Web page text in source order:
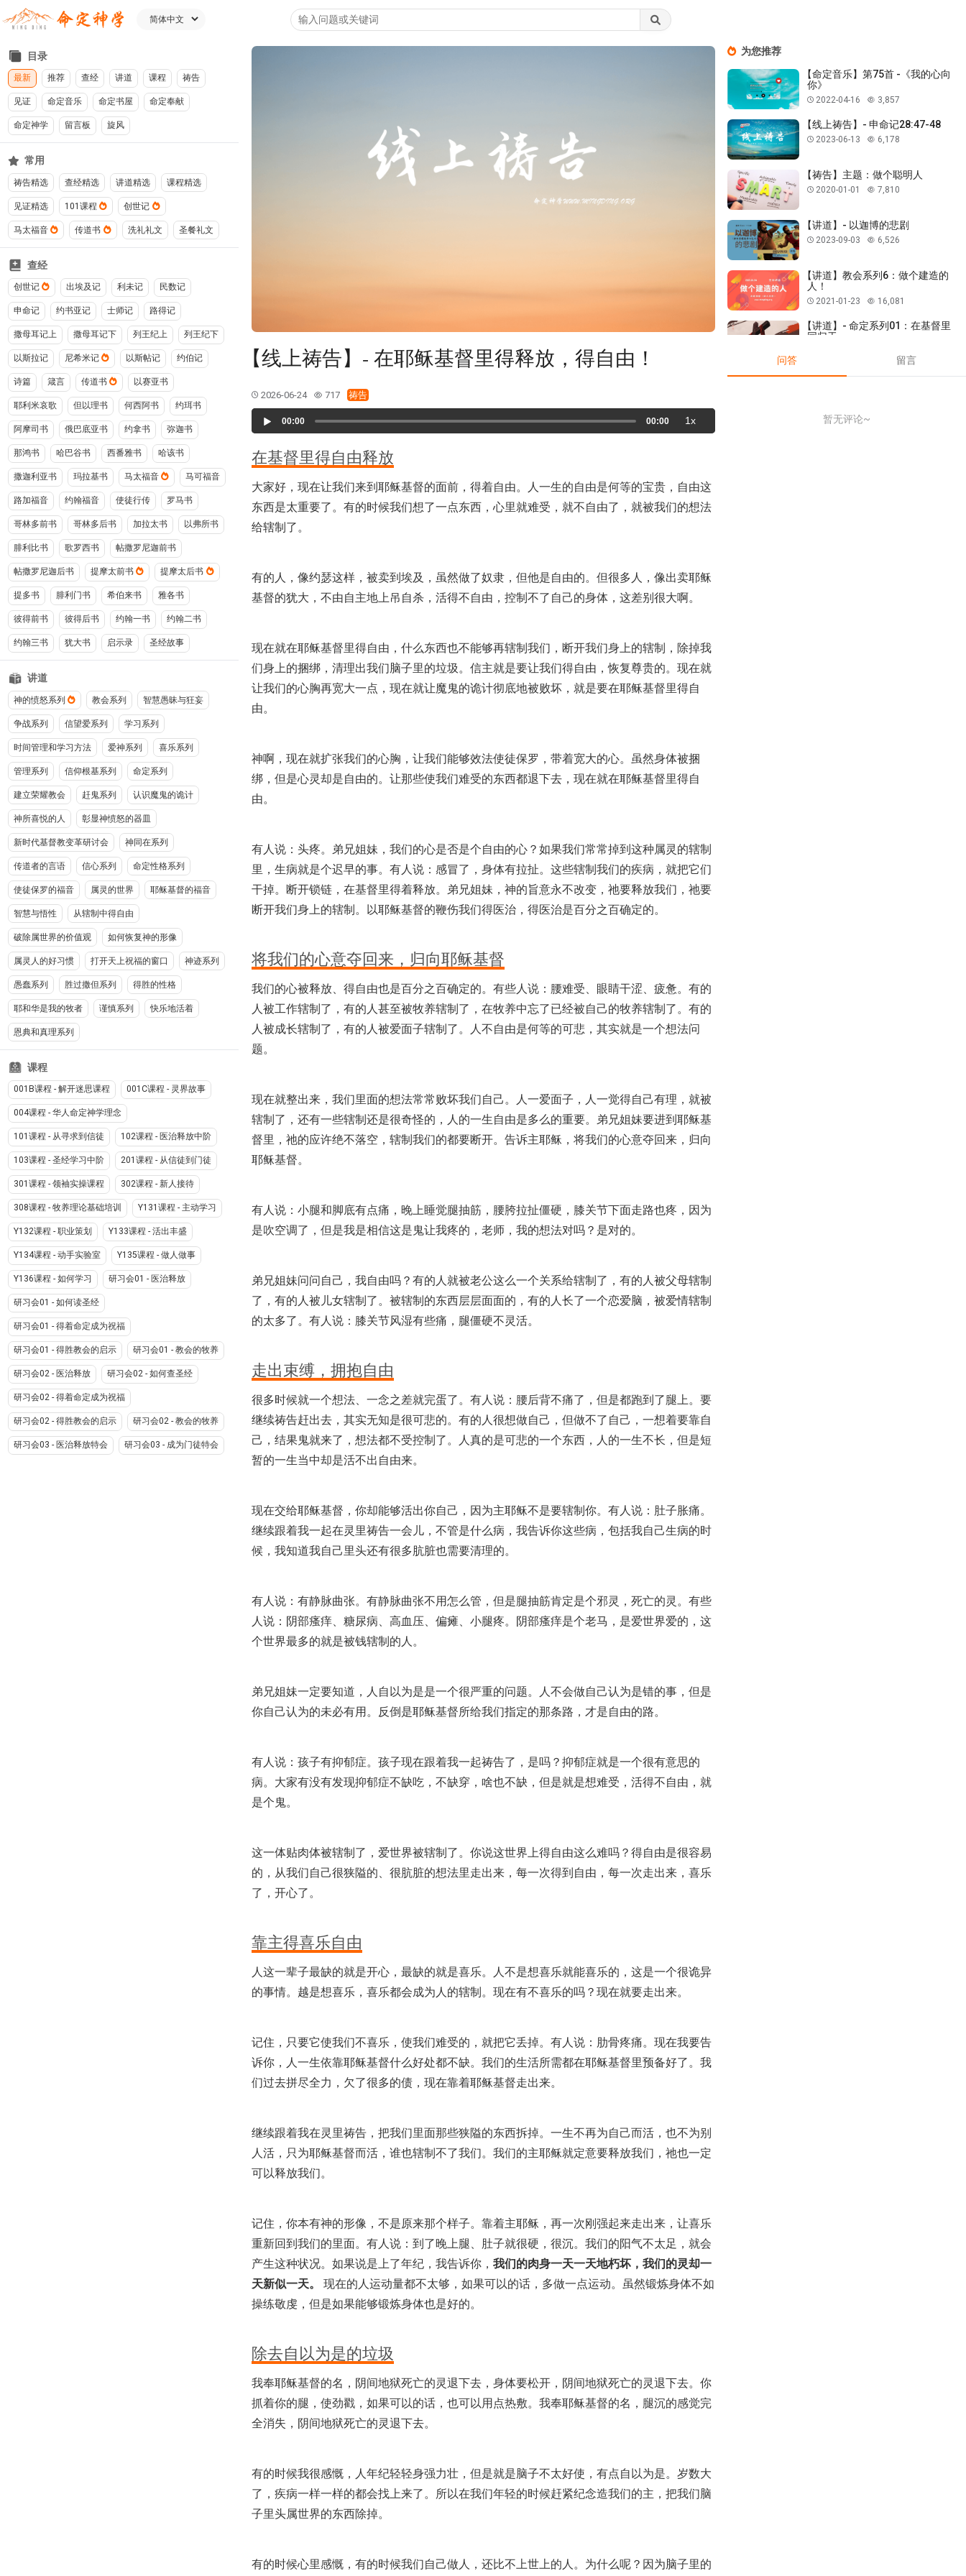
目录
最新 推荐 查经 讲道 课程 祷告
见证 命定音乐 命定书屋 命定奉献
命定神学 留言板 旋风
常用
祷告精选 查经精选 讲道精选 课程精选
见证精选 101课程 创世记
马太福音 传道书 洗礼礼文 圣餐礼文
查经
创世记 出埃及记 利未记 民数记
申命记 约书亚记 士师记 路得记
撒母耳记上 撒母耳记下 列王纪上 列王纪下
以斯拉记 尼希米记 以斯帖记 约伯记
诗篇 箴言 传道书 以赛亚书
耶利米哀歌 但以理书 何西阿书 约珥书
阿摩司书 俄巴底亚书 约拿书 弥迦书
那鸿书 哈巴谷书 西番雅书 哈该书
撒迦利亚书 玛拉基书 马太福音 马可福音
路加福音 约翰福音 使徒行传 罗马书
哥林多前书 哥林多后书 加拉太书 以弗所书
腓利比书 歌罗西书 帖撒罗尼迦前书
帖撒罗尼迦后书 提摩太前书 提摩太后书
提多书 腓利门书 希伯来书 雅各书
彼得前书 彼得后书 约翰一书 约翰二书
约翰三书 犹大书 启示录 圣经故事
讲道
神的愤怒系列 教会系列 智慧愚昧与狂妄
争战系列 信望爱系列 学习系列
时间管理和学习方法 爱神系列 喜乐系列
管理系列 信仰根基系列 命定系列
建立荣耀教会 赶鬼系列 认识魔鬼的诡计
神所喜悦的人 彰显神愤怒的器皿
新时代基督教变革研讨会 神同在系列
传道者的言语 信心系列 命定性格系列
使徒保罗的福音 属灵的世界 耶稣基督的福音
智慧与悟性 从辖制中得自由
破除属世界的价值观 如何恢复神的形像
属灵人的好习惯 打开天上祝福的窗口 神迹系列
愚蠢系列 胜过撒但系列 得胜的性格
耶和华是我的牧者 谨慎系列 快乐地活着
恩典和真理系列
课程
001B课程 - 解开迷思课程 001C课程 - 灵界故事
004课程 - 华人命定神学理念
101课程 - 从寻求到信徒 102课程 - 医治释放中阶
103课程 - 圣经学习中阶 201课程 - 从信徒到门徒
301课程 - 领袖实操课程 302课程 - 新人接待
308课程 - 牧养理论基础培训 Y131课程 - 主动学习
Y132课程 - 职业策划 Y133课程 - 活出丰盛
Y134课程 - 动手实验室 Y135课程 - 做人做事
Y136课程 - 如何学习 研习会01 - 医治释放
研习会01 - 如何读圣经
研习会01 - 得着命定成为祝福
研习会01 - 得胜教会的启示 研习会01 - 教会的牧养
研习会02 - 医治释放 研习会02 - 如何查圣经
研习会02 - 得着命定成为祝福
研习会02 - 得胜教会的启示 研习会02 - 教会的牧养
研习会03 - 医治释放特会 研习会03 - 成为门徒特会
【线上祷告】- 在耶稣基督里得释放，得自由！
2026-06-24 717 祷告
Player
00:00 00:00 1x
在基督里得自由释放
大家好，现在让我们来到耶稣基督的面前，得着自由。人一生的自由是何等的宝贵，自由这
东西是太重要了。有的时候我们想了一点东西，心里就难受，就不自由了，就被我们的想法
给辖制了。
有的人，像约瑟这样，被卖到埃及，虽然做了奴隶，但他是自由的。但很多人，像出卖耶稣
基督的犹大，不由自主地上吊自杀，活得不自由，控制不了自己的身体，这差别很大啊。
现在就在耶稣基督里得自由，什么东西也不能够再辖制我们，断开我们身上的辖制，除掉我
们身上的捆绑，清理出我们脑子里的垃圾。信主就是要让我们得自由，恢复尊贵的。现在就
让我们的心胸再宽大一点，现在就让魔鬼的诡计彻底地被败坏，就是要在耶稣基督里得自
由。
神啊，现在就扩张我们的心胸，让我们能够效法使徒保罗，带着宽大的心。虽然身体被捆
绑，但是心灵却是自由的。让那些使我们难受的东西都退下去，现在就在耶稣基督里得自
由。
有人说：头疼。弟兄姐妹，我们的心是否是个自由的心？如果我们常常掉到这种属灵的辖制
里，生病就是个迟早的事。有人说：感冒了，身体有拉扯。这些辖制我们的疾病，就把它们
干掉。断开锁链，在基督里得着释放。弟兄姐妹，神的旨意永不改变，祂要释放我们，祂要
断开我们身上的辖制。以耶稣基督的鞭伤我们得医治，得医治是百分之百确定的。
将我们的心意夺回来，归向耶稣基督
我们的心被释放、得自由也是百分之百确定的。有些人说：腰难受、眼睛干涩、疲惫。有的
人被工作辖制了，有的人甚至被牧养辖制了，在牧养中忘了已经被自己的牧养辖制了。有的
人被成长辖制了，有的人被爱面子辖制了。人不自由是何等的可悲，其实就是一个想法问
题。
现在就整出来，我们里面的想法常常败坏我们自己。人一爱面子，人一觉得自己有理，就被
辖制了，还有一些辖制还是很奇怪的，人的一生自由是多么的重要。弟兄姐妹要进到耶稣基
督里，祂的应许绝不落空，辖制我们的都要断开。告诉主耶稣，将我们的心意夺回来，归向
耶稣基督。
有人说：小腿和脚底有点痛，晚上睡觉腿抽筋，腰胯拉扯僵硬，膝关节下面走路也疼，因为
是吹空调了，但是我是相信这是鬼让我疼的，老师，我的想法对吗？是对的。
弟兄姐妹问问自己，我自由吗？有的人就被老公这么一个关系给辖制了，有的人被父母辖制
了，有的人被儿女辖制了。被辖制的东西层层面面的，有的人长了一个恋爱脑，被爱情辖制
的太多了。有人说：膝关节风湿有些痛，腿僵硬不灵活。
走出束缚，拥抱自由
很多时候就一个想法、一念之差就完蛋了。有人说：腰后背不痛了，但是都跑到了腿上。要
继续祷告赶出去，其实无知是很可悲的。有的人很想做自己，但做不了自己，一想着要靠自
己，结果鬼就来了，想法都不受控制了。人真的是可悲的一个东西，人的一生不长，但是短
暂的一生当中却是活不出自由来。
现在交给耶稣基督，你却能够活出你自己，因为主耶稣不是要辖制你。有人说：肚子胀痛。
继续跟着我一起在灵里祷告一会儿，不管是什么病，我告诉你这些病，包括我自己生病的时
候，我知道我自己里头还有很多肮脏也需要清理的。
有人说：有静脉曲张。有静脉曲张不用怎么管，但是腿抽筋肯定是个邪灵，死亡的灵。有些
人说：阴部瘙痒、糖尿病、高血压、偏瘫、小腿疼。阴部瘙痒是个老马，是爱世界爱的，这
个世界最多的就是被钱辖制的人。
弟兄姐妹一定要知道，人自以为是是一个很严重的问题。人不会做自己认为是错的事，但是
你自己认为的未必有用。反倒是耶稣基督所给我们指定的那条路，才是自由的路。
有人说：孩子有抑郁症。孩子现在跟着我一起祷告了，是吗？抑郁症就是一个很有意思的
病。大家有没有发现抑郁症不缺吃，不缺穿，啥也不缺，但是就是想难受，活得不自由，就
是个鬼。
这一体贴肉体被辖制了，爱世界被辖制了。你说这世界上得自由这么难吗？得自由是很容易
的，从我们自己很狭隘的、很肮脏的想法里走出来，每一次得到自由，每一次走出来，喜乐
了，开心了。
靠主得喜乐自由
人这一辈子最缺的就是开心，最缺的就是喜乐。人不是想喜乐就能喜乐的，这是一个很诡异
的事情。越是想喜乐，喜乐都会成为人的辖制。现在有不喜乐的吗？现在就要走出来。
记住，只要它使我们不喜乐，使我们难受的，就把它丢掉。有人说：肋骨疼痛。现在我要告
诉你，人一生依靠耶稣基督什么好处都不缺。我们的生活所需都在耶稣基督里预备好了。我
们过去拼尽全力，欠了很多的债，现在靠着耶稣基督走出来。
继续跟着我在灵里祷告，把我们里面那些狭隘的东西拆掉。一生不再为自己而活，也不为别
人活，只为耶稣基督而活，谁也辖制不了我们。我们的主耶稣就定意要释放我们，祂也一定
可以释放我们。
记住，你本有神的形像，不是原来那个样子。靠着主耶稣，再一次刚强起来走出来，让喜乐
重新回到我们的里面。有人说：到了晚上腿、肚子就很硬，很沉。我们的阳气不太足，就会
产生这种状况。如果说是上了年纪，我告诉你， 我们的肉身一天一天地朽坏，我们的灵却一
天新似一天。
现在的人运动量都不太够，如果可以的话，多做一点运动。虽然锻炼身体不如
操练敬虔，但是如果能够锻炼身体也是好的。
除去自以为是的垃圾
我奉耶稣基督的名，阴间地狱死亡的灵退下去，身体要松开，阴间地狱死亡的灵退下去。你
抓着你的腿，使劲戳，如果可以的话，也可以用点热敷。我奉耶稣基督的名，腿沉的感觉完
全消失，阴间地狱死亡的灵退下去。
有的时候我很感慨，人年纪轻轻身强力壮，但是就是脑子不太好使，有点自以为是。岁数大
了，疾病一样一样的都会找上来了。所以在我们年轻的时候赶紧纪念造我们的主，把我们脑
子里头属世界的东西除掉。
有的时候心里感慨，有的时候我们自己做人，还比不上世上的人。为什么呢？因为脑子里的
为您推荐
【命定音乐】第75首 -《我的心向
你》
2022-04-16 3,857
【线上祷告】- 申命记28:47-48
2023-06-13 6,178
【祷告】主题：做个聪明人
2020-01-01 7,810
【讲道】- 以迦博的悲剧
2023-09-03 6,526
【讲道】教会系列6：做个建造的
人！
2021-01-23 16,081
【讲道】- 命定系列01：在基督里
同归于一
【课程】属灵故事 第2集
【信仰解惑】-【传道者的言语系
问答 留言
暂无评论~